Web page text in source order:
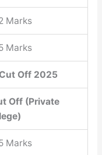
Marks
Marks
Off 2025
Off (Private
Marks